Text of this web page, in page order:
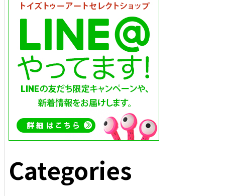
Categories